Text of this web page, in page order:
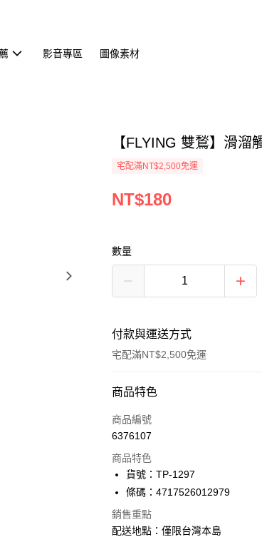
影音專區 圖像素材
【FLYING 雙鶖】滑
宅配滿NT$2,500免運
NT$180
數量
付款與運送方式
宅配滿NT$2,500免運
付款方式
信用卡一次付款
街口支付
悠遊付
ATM付款
商品特色
商品編號
6376107
商品特色
貨號：TP-1297
條碼：4717526012979
銷售重點
配送地點：僅限台灣本島